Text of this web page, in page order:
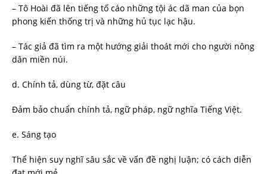
– Tô Hoài đã lên tiếng tố cáo những tội ác dã man của bọn
phong kiến thống trị và những hủ tục lạc hậu.
– Tác giả đã tìm ra một hướng giải thoát mới cho người nông
dân miền núi.
d. Chính tả, dùng từ, đặt câu
Đảm bảo chuẩn chính tả, ngữ pháp, ngữ nghĩa Tiếng Việt.
e. Sáng tạo
Thể hiện suy nghĩ sâu sắc về vấn đề nghị luận; có cách diễn